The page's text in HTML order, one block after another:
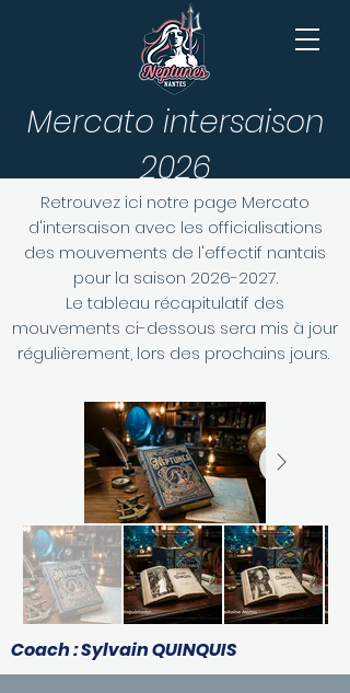
Retrouvez ici notre page Mercato
d'intersaison avec les officialisations
des mouvements de l'effectif nantais
pour la saison 2026-2027.
Le tableau récapitulatif des
mouvements ci-dessous sera mis à jour
régulièrement, lors des prochains jours.
Coach : Sylvain QUINQUIS
Mercato intersaison
2026